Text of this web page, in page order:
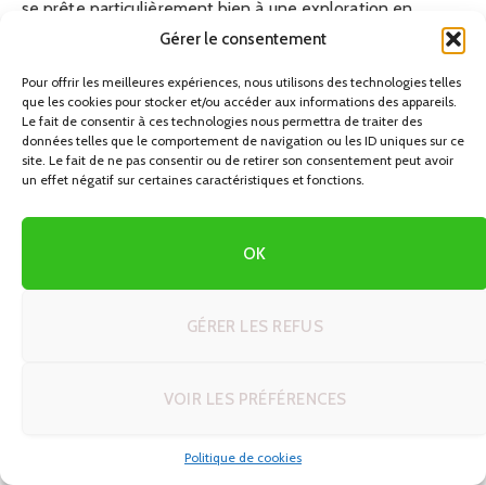
Gérer le consentement
Pour offrir les meilleures expériences, nous utilisons des technologies telles
que les cookies pour stocker et/ou accéder aux informations des appareils.
Le fait de consentir à ces technologies nous permettra de traiter des
données telles que le comportement de navigation ou les ID uniques sur ce
site. Le fait de ne pas consentir ou de retirer son consentement peut avoir
un effet négatif sur certaines caractéristiques et fonctions.
OK
GÉRER LES REFUS
VOIR LES PRÉFÉRENCES
Politique de cookies
se prête particulièrement bien à une exploration en
Sur autotours.fr, l’objectif n’est pas de vous vendre du rêve
abstrait, mais de vous donner des repères concrets pour
structurer votre projet. Dans ce guide, on va aborder
l’Écosse comme un pays de road trip : comment s’organise
gauche, ferries vers les îles), mais aussi quels budgets
prévoir et quelles erreurs éviter. L’approche est
volontairement pragmatique : informations factuelles,
voyageurs en quête de grands espaces, d’hébergements